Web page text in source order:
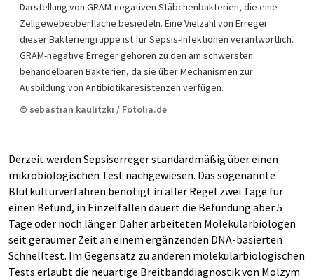
Darstellung von GRAM-negativen Stäbchenbakterien, die eine
Zellgewebeoberfläche besiedeln. Eine Vielzahl von Erreger
dieser Bakteriengruppe ist für Sepsis-Infektionen verantwortlich.
GRAM-negative Erreger gehören zu den am schwersten
behandelbaren Bakterien, da sie über Mechanismen zur
Ausbildung von Antibiotikaresistenzen verfügen.
© sebastian kaulitzki / Fotolia.de
Derzeit werden Sepsiserreger standardmäßig über einen
mikrobiologischen Test nachgewiesen. Das sogenannte
Blutkulturverfahren benötigt in aller Regel zwei Tage für
einen Befund, in Einzelfällen dauert die Befundung aber 5
Tage oder noch länger. Daher arbeiteten Molekularbiologen
seit geraumer Zeit an einem ergänzenden DNA-basierten
Schnelltest. Im Gegensatz zu anderen molekularbiologischen
Tests erlaubt die neuartige Breitbanddiagnostik von Molzym